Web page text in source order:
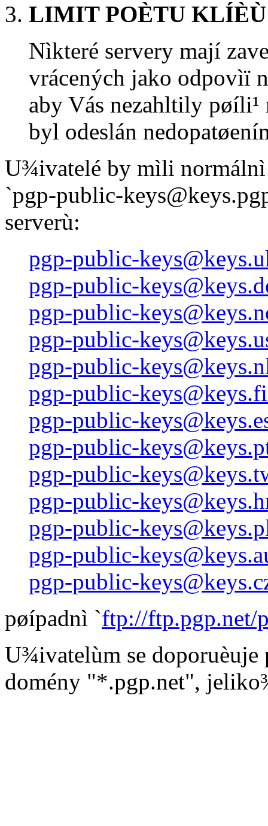
LIMIT POÈTU KLÍÈÙ
Nìkteré servery mají
vrácených jako odpovìï
aby Vás nezahltily
byl odeslán
U¾ivatelé by mìli
`pgp-public-
serverù:
pgp-public-
pgp-public-
pgp-public-
pgp-public-
pgp-public-
pgp-public-
pgp-public-
pgp-public-
pgp-public-
pgp-public-
pgp-public-
pgp-public-
pgp-public-
pøípadnì `ftp://ftp.pgp.net/
U¾ivatelùm se
domény "*.pgp.net",